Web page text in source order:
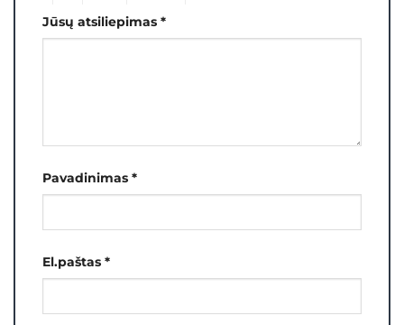
Jūsų atsiliepimas *
Pavadinimas *
El.paštas *